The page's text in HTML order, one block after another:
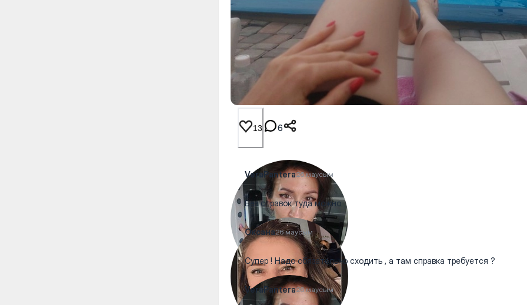
13 6
VeraPantera26 маусым
Без справок туда можно
Оксана26 маусым
Супер ! Надо обязательно сходить , а там справка требуется ?
VeraPantera26 маусым